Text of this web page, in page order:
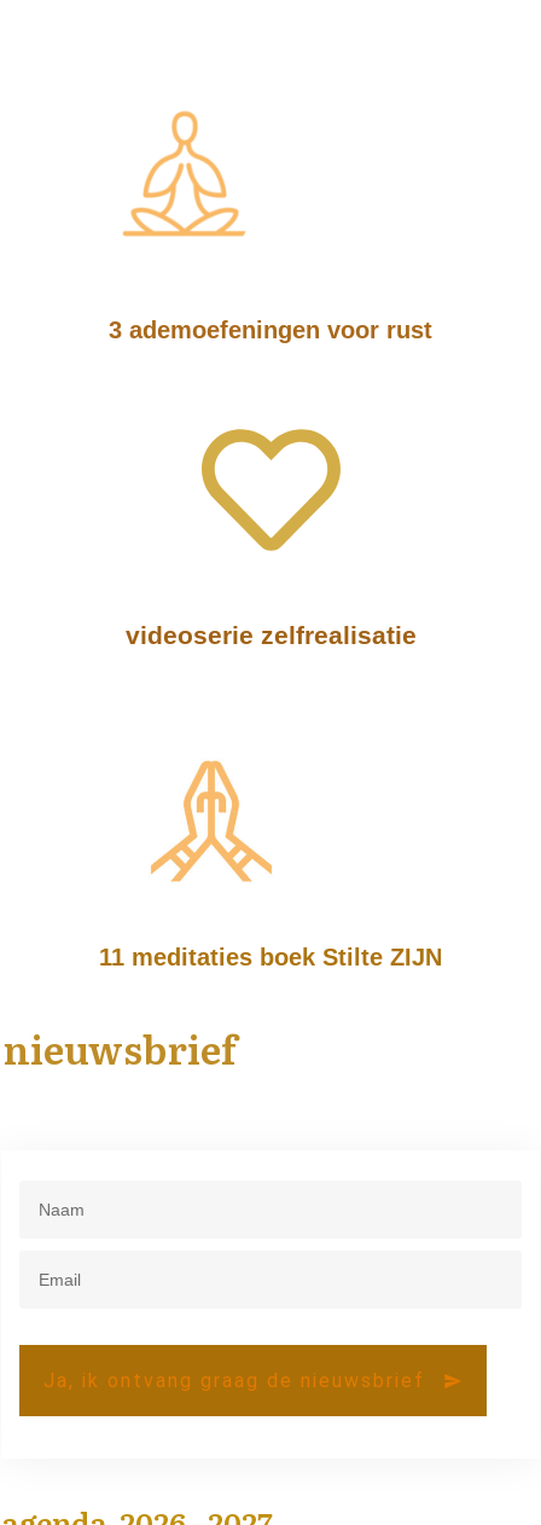
3 ademoefeningen voor rust
videoserie zelfrealisatie
11 meditaties boek Stilte ZIJN
nieuwsbrief
Ja, ik ontvang graag de nieuwsbrief